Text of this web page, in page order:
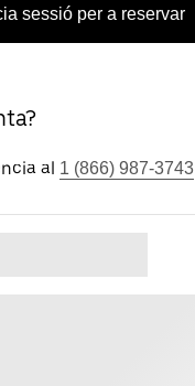
sessió per a reservar
al 1 (866) 987-3743